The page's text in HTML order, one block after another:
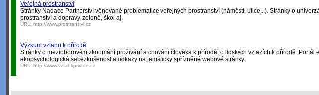
Veřejná prostranství
Stránky Nadace Partnerství věnované problematice veřejných prostranství (náměstí, ulice...). Stránky o
prostranství a dopravy, zeleně, škol aj.
URL: http://www.prostranstvi.cz
Výzkum vztahu k přírodě
Stránky o mezioborovém zkoumání prožívání a chování člověka k přírodě, o lidských vztazích k přírodě. Portál
ekopsychologická sebezkušenost a odkazy na tematicky spřízněné webové stránky.
URL: http://www.vztahkprirode.cz